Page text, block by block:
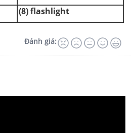
(8)flashlight
Đánh giá: